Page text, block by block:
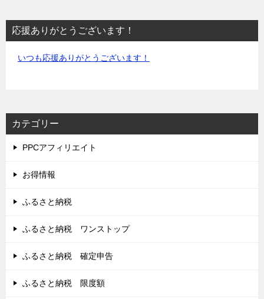
応援ありがとうございます！
いつも応援ありがとうございます！
カテゴリー
PPCアフィリエイト
お得情報
ふるさと納税
ふるさと納税 ワンストップ
ふるさと納税 確定申告
ふるさと納税 限度額